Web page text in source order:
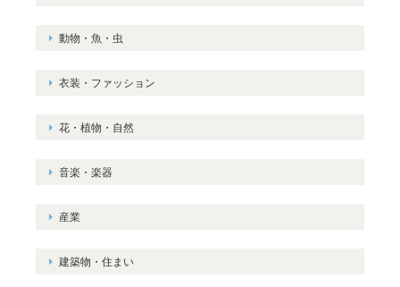
動物・魚・虫
衣装・ファッション
花・植物・自然
音楽・楽器
産業
建築物・住まい